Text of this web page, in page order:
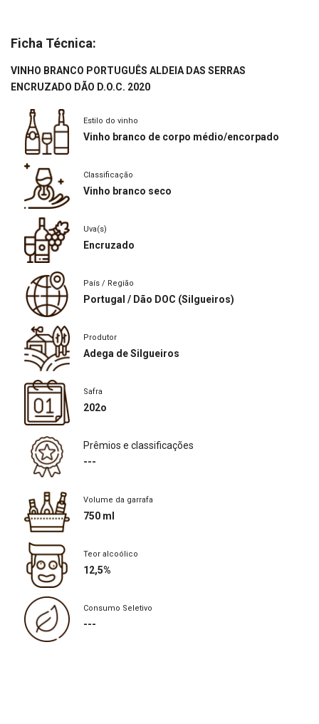
Ficha Técnica:
VINHO BRANCO PORTUGUÊS ALDEIA DAS SERRAS
ENCRUZADO DÃO D.O.C. 2020
Estilo do vinho
Vinho branco de corpo médio/encorpado
Classificação
Vinho branco seco
Uva(s)
Encruzado
País / Região
Portugal / Dão DOC (Silgueiros)
Produtor
Adega de Silgueiros
Safra
202o
Prêmios e classificações
---
Volume da garrafa
750 ml
Teor alcoólico
12,5%
Consumo Seletivo
---